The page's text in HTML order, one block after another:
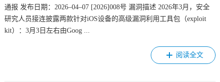
通报 发布日期：2026–04–07 [2026]008号 漏洞描述 2026年3月，安全
研究人员接连披露两款针对iOS设备的高级漏洞利用工具包（exploit
kit）：3月3日左右由Goog ...
阅读全文